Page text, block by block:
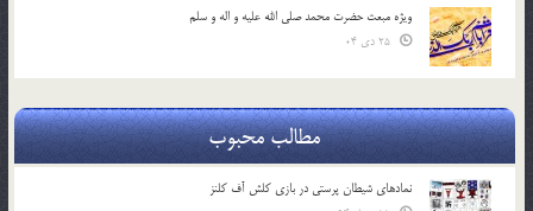
ویژه مبعث حضرت محمد صلی الله علیه و اله و سلم
مطالب محبوب
نمادهای شیطان پرستی در بازی کلش آف کلنز